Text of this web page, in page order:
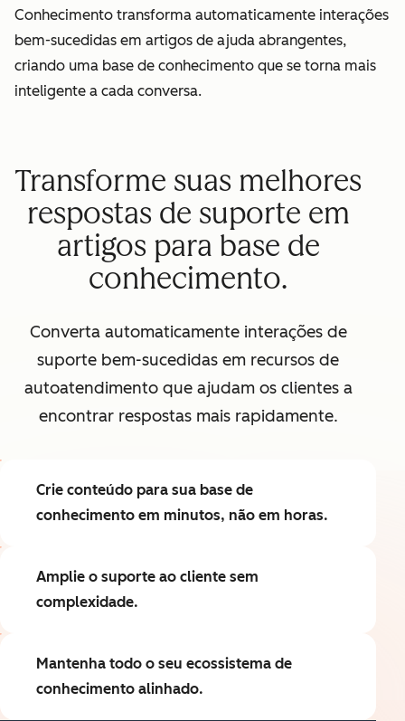
Conhecimento transforma automaticamente interações
bem-sucedidas em artigos de ajuda abrangentes,
criando uma base de conhecimento que se torna mais
inteligente a cada conversa.
Transforme suas melhores
respostas de suporte em
artigos para base de
conhecimento.
Converta automaticamente interações de
suporte bem-sucedidas em recursos de
autoatendimento que ajudam os clientes a
encontrar respostas mais rapidamente.
Crie conteúdo para sua base de
conhecimento em minutos, não em horas.
Amplie o suporte ao cliente sem
complexidade.
Mantenha todo o seu ecossistema de
conhecimento alinhado.